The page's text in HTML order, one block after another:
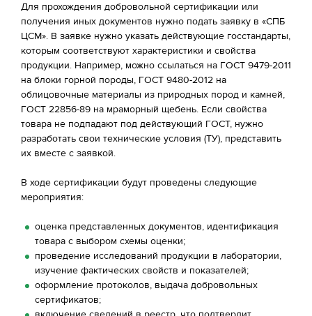
Для прохождения добровольной сертификации или
получения иных документов нужно подать заявку в «СПБ
ЦСМ». В заявке нужно указать действующие госстандарты,
которым соответствуют характеристики и свойства
продукции. Например, можно ссылаться на ГОСТ 9479-2011
на блоки горной породы, ГОСТ 9480-2012 на
облицовочные материалы из природных пород и камней,
ГОСТ 22856-89 на мраморный щебень. Если свойства
товара не подпадают под действующий ГОСТ, нужно
разработать свои технические условия (ТУ), представить
их вместе с заявкой.
В ходе сертификации будут проведены следующие
мероприятия:
оценка представленных документов, идентификация
товара с выбором схемы оценки;
проведение исследований продукции в лаборатории,
изучение фактических свойств и показателей;
оформление протоколов, выдача добровольных
сертификатов;